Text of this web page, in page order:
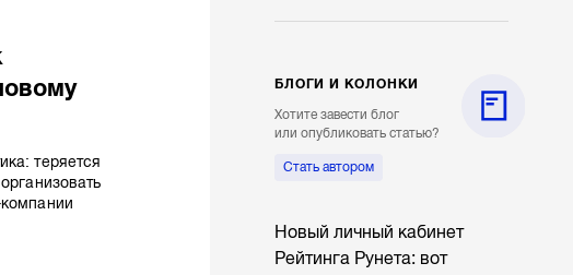
теряется
БЛОГИ И КОЛОНКИ
Хотите завести блог
или опубликовать статью?
Стать автором
Новый личный кабинет
Рейтинга Рунета: вот